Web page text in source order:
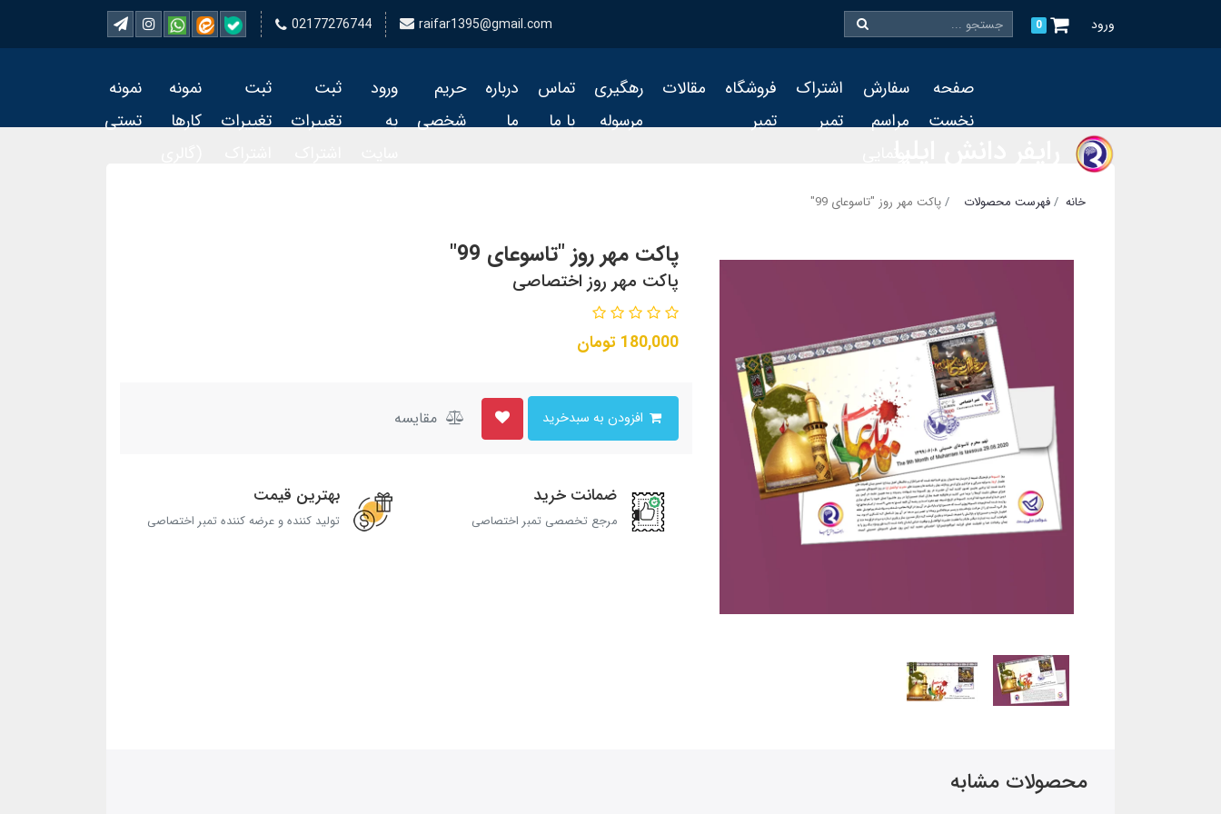
ورود 0
02177276744 raifar1395@gmail.com
صفحه
نخست
سفارش
مراسم
اشتراک
تمبر
فروشگاه
تمبر
مقالات
رهگیری
مرسوله
تماس
با ما
درباره
ما
حریم
شخصی
ورود
به
ثبت
تغییرات
ثبت
تغییرات
نمونه
کارها
نمونه
تستی
خانه فهرست محصولات پاکت مهر روز "تاسوعای 99"
پاکت مهر روز "تاسوعای 99"
پاکت مهر روز اختصاصی
180,000 تومان
مقایسه
ضمانت خرید
مرجع تخصصی تمبر اختصاصی
بهترین قیمت
تولید کننده و عرضه کننده تمبر اختصاصی
محصولات مشابه